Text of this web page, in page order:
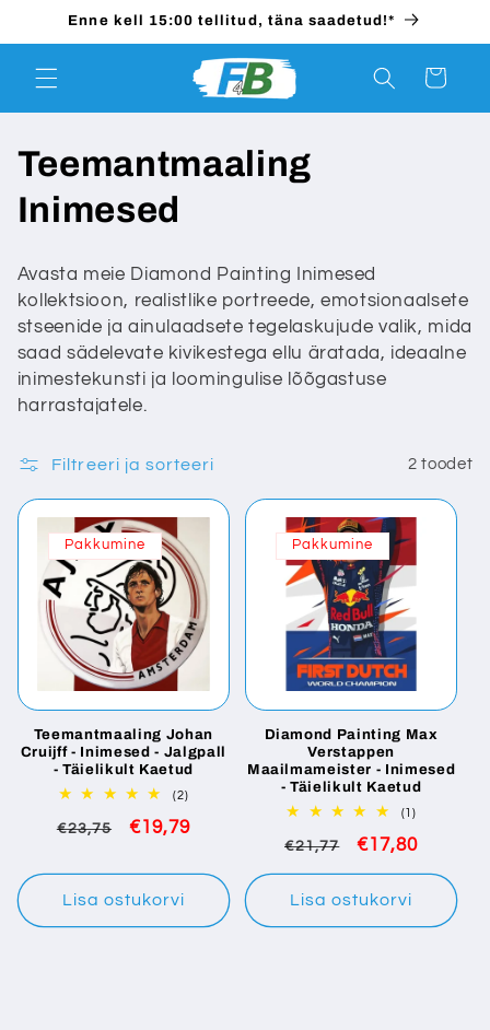
otse
sisule
Enne kell 15:00 tellitud, täna saadetud!*
Ostukorv
K
o
u
:
Teemantmaaling
Inimesed
Avasta meie Diamond Painting Inimesed
kollektsioon, realistlike portreede, emotsionaalsete
stseenide ja ainulaadsete tegelaskujude valik, mida
saad sädelevate kivikestega ellu äratada, ideaalne
inimestekunsti ja loomingulise lõõgastuse
harrastajatele.
Filtreeri ja sorteeri 2 toodet
Pakkumine
Teemantmaaling Johan
Cruijff - Inimesed - Jalgpall
- Täielikult Kaetud
(2)2
reviews
Tavaline
€23,75 Soodushind
€19,79
Lisa ostukorvi
Pakkumine
Diamond Painting Max
Verstappen
Maailmameister - Inimesed
- Täielikult Kaetud
(1)1
reviews
Tavaline
hind
€21,77 Soodushind
€17,80
Lisa ostukorvi